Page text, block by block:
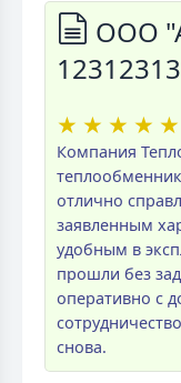
ООО
12312313
★ ★ ★ ★ ★
Компания
отлично
заявленным
удобным в
прошли без
оперативно с
снова.